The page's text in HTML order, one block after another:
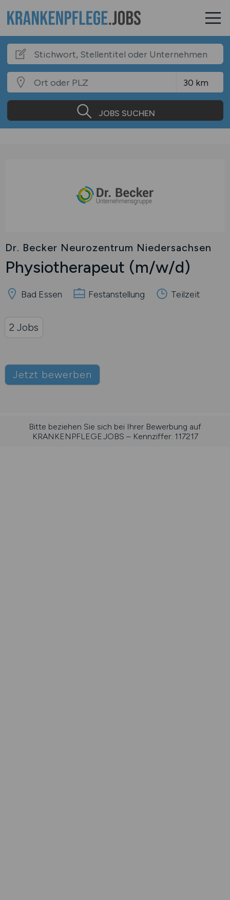
JOBS SUCHEN
Dr. Becker Neurozentrum Niedersachsen
Physiotherapeut (m/w/d)
Bad Essen Festanstellung Teilzeit
Jetzt bewerben
2 Jobs
Bitte beziehen Sie sich bei Ihrer Bewerbung auf
KRANKENPFLEGE.JOBS – Kennziffer: 117217